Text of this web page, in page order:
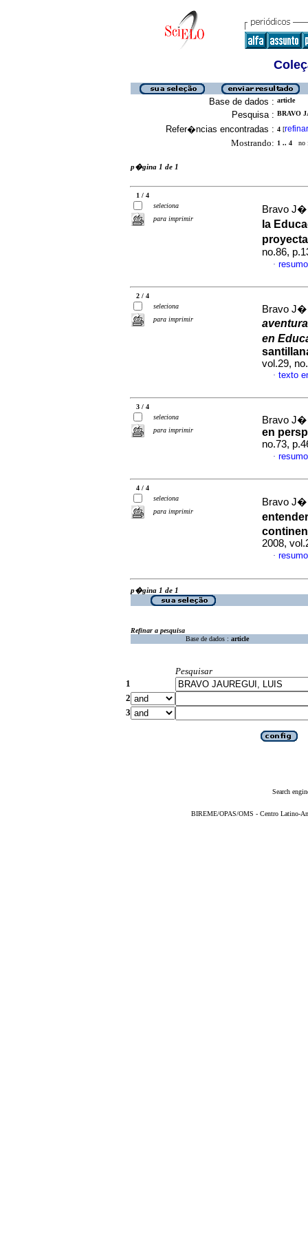
Base de dados : article
Pesquisa : BRAVO
Refer�ncias encontradas : 4 [refinar
Mostrando: 1 .. 4 no
p�gina 1 de 1
1 / 4
seleciona
para imprimir
Bravo
la
no.86,
·
2 / 4
seleciona
para imprimir
Bravo
en
vol.29,
· texto
3 / 4
seleciona
para imprimir
Bravo
en
no.73,
·
4 / 4
seleciona
para imprimir
Bravo
2008,
·
p�gina 1 de 1
Refinar a pesquisa
Base de dados : article
Pesquisar
1
2
3
Search
BIREME/OPAS/OMS - Centro Latino-